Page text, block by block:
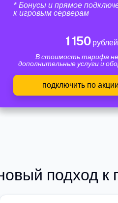
* Бонусы и прямое
к игровым серверам
1 150
В стоимость тарифа
дополнительные услуги и
подключить по акции
подход к